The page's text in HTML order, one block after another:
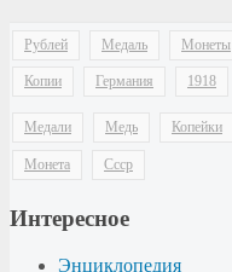
Рублей Медаль Монеты
Копии Германия 1918
Медали Медь Копейки
Монета Ссср
Интересное
Энциклопедия